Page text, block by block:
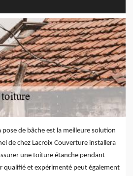
de bâche est la meilleure solution
de chez Lacroix Couverture installera
une toiture étanche pendant
qualifié et expérimenté peut également